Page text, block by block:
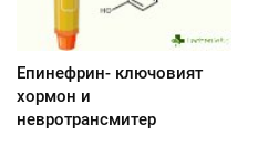
Епинефрин- ключовият
хормон и
невротрансмитер